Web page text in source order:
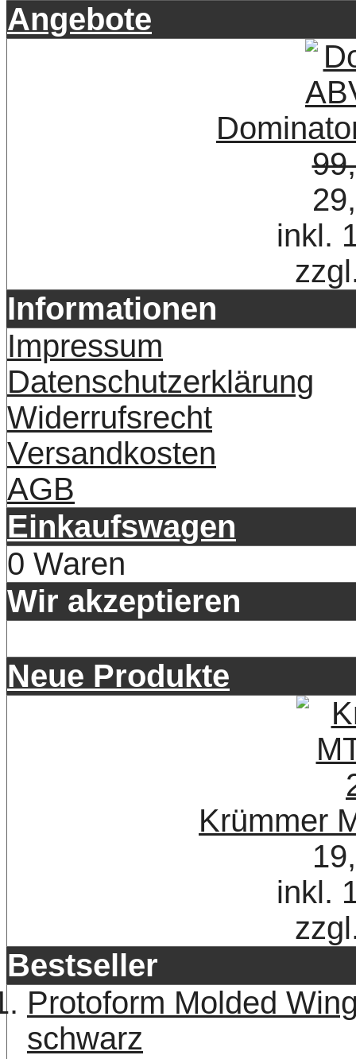
Angebote
inkl.
Informationen
Impressum
Datenschutzerklärung
Widerrufsrecht
Versandkosten
AGB
Einkaufswagen
0 Waren
Wir akzeptieren
Neue Produkte
Krümmer
inkl.
Bestseller
Protoform Molded
schwarz